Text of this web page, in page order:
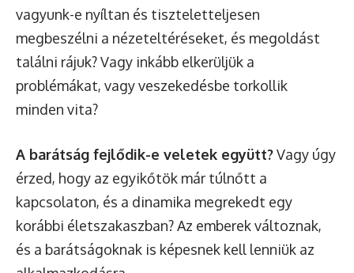
vagyunk-e nyíltan és tiszteletteljesen
megbeszélni a nézeteltéréseket, és megoldást
találni rájuk? Vagy inkább elkerüljük a
problémákat, vagy veszekedésbe torkollik
minden vita?
A barátság fejlődik-e veletek együtt?Vagy úgy
érzed, hogy az egyikőtök már túlnőtt a
kapcsolaton, és a dinamika megrekedt egy
korábbi életszakaszban? Az emberek változnak,
és a barátságoknak is képesnek kell lenniük az